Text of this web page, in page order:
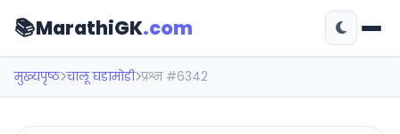
📚MarathiGK.com
मुख्यपृष्ठ चालू घडामोडी प्रश्न #6342